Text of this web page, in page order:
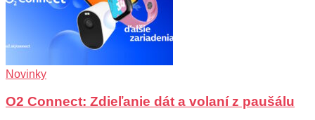
Novinky
O2 Connect: Zdieľanie dát a volaní z paušálu